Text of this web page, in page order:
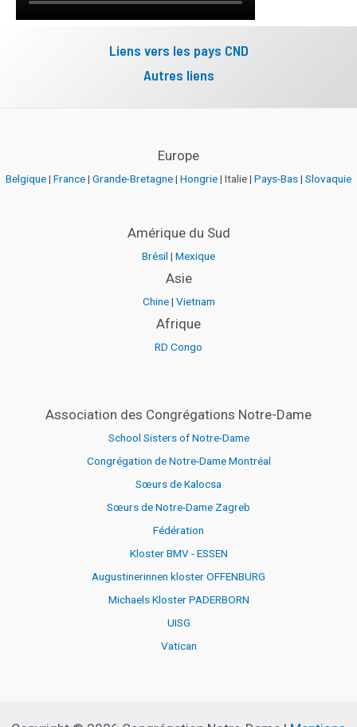
Liens vers les pays CND
Autres liens
Europe
Belgique| France| Grande-Bretagne| Hongrie| Italie | Pays-Bas| Slovaquie
Amérique du Sud
Brésil | Mexique
Asie
Chine| Vietnam
Afrique
RD Congo
Association des Congrégations Notre-Dame
School Sisters of Notre-Dame
Congrégation de Notre-Dame Montréal
Sœurs de Kalocsa
Sœurs de Notre-Dame Zagreb
Fédération
Kloster BMV - ESSEN
Augustinerinnen kloster OFFENBURG
Michaels Kloster PADERBORN
UISG
Vatican